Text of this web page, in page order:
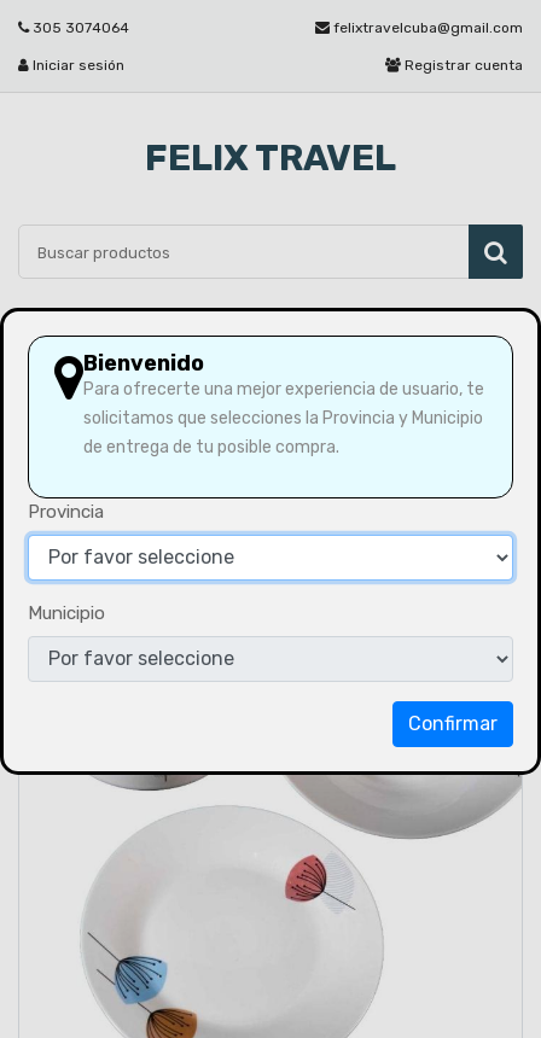
305 3074064 felixtravelcuba@gmail.com
Registrar cuenta
Iniciar sesión
FELIX TRAVEL
Por favor seleccione
Juego de Vajillas de Porcelana - 12 Piezas
Bienvenido
Para ofrecerte una mejor experiencia de usuario, te
solicitamos que selecciones la Provincia y Municipio
de entrega de tu posible compra.
Provincia
Municipio
Confirmar